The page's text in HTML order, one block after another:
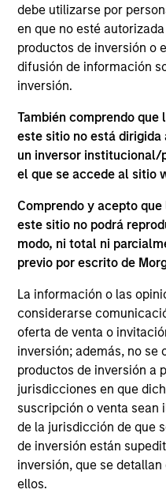
debe utilizarse por
en que no esté
productos de inversión o
difusión de información
inversión.
También comprendo
este sitio no está dirigida
un inversor institucional/
el que se accede al sitio
Comprendo y acepto
este sitio no podrá
modo, ni total ni
previo por escrito de
La información o las
considerarse
oferta de venta o
inversión; además, no se
productos de inversión a
jurisdicciones en que
suscripción o venta sean
de la jurisdicción de que
de inversión están
inversión, que se
ellos.
Renta variable
Una amplia gama
renta variable con
experiencia local
Renta fija
Ofertas de renta
en los mercados
mundo